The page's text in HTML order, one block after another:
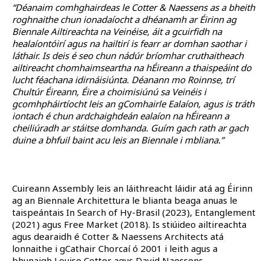
“Déanaim comhghairdeas le Cotter & Naessens as a bheith
roghnaithe chun ionadaíocht a dhéanamh ar Éirinn ag
Biennale Ailtireachta na Veinéise, áit a gcuirfidh na
healaíontóirí agus na hailtirí is fearr ar domhan saothar i
láthair. Is deis é seo chun nádúr bríomhar cruthaitheach
ailtireacht chomhaimseartha na hÉireann a thaispeáint do
lucht féachana idirnáisiúnta. Déanann mo Roinnse, trí
Chultúr Éireann, Éire a choimisiúnú sa Veinéis i
gcomhpháirtíocht leis an gComhairle Ealaíon, agus is tráth
iontach é chun ardchaighdeán ealaíon na hÉireann a
cheiliúradh ar stáitse domhanda. Guím gach rath ar gach
duine a bhfuil baint acu leis an Biennale i mbliana.”
Cuireann Assembly leis an láithreacht láidir atá ag Éirinn
ag an Biennale Architettura le blianta beaga anuas le
taispeántais In Search of Hy-Brasil (2023), Entanglement
(2021) agus Free Market (2018). Is stiúideo ailtireachta
agus dearaidh é Cotter & Naessens Architects atá
lonnaithe i gCathair Chorcaí ó 2001 i leith agus a